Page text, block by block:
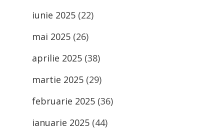
iunie 2025 (22)
mai 2025 (26)
aprilie 2025 (38)
martie 2025 (29)
februarie 2025 (36)
ianuarie 2025 (44)